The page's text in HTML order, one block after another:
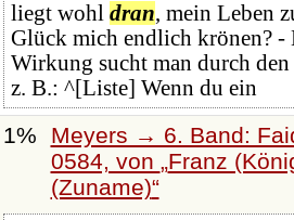
liegt wohl dran, mein Leben
Glück mich endlich krönen? -
Wirkung sucht man durch
z. B.: ^[Liste] Wenn du ein
1%
Meyers → 6. Band:
0584, von Franz
(Zuname)